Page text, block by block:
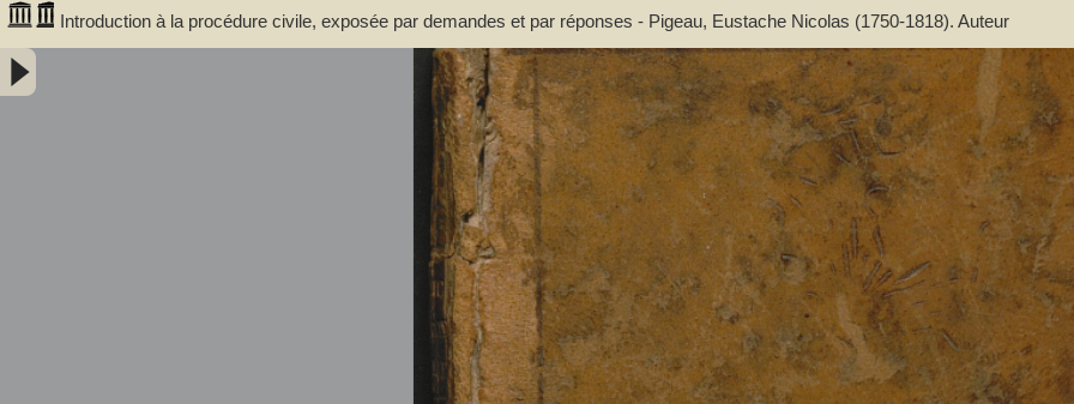
Introduction à la procédure civile, exposée par demandes et par réponses - Pigeau, Eustache Nicolas (1750-1818). Auteur